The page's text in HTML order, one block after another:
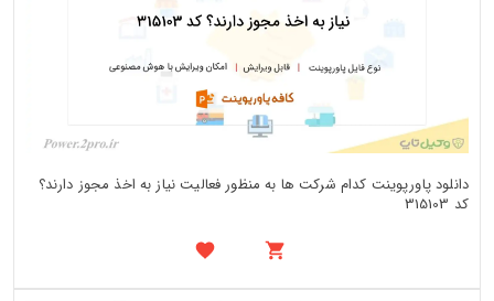
دانلود پاورپوینت کدام شرکت ها به منظور فعالیت نیاز به اخذ مجوز دارند؟
کد 315103